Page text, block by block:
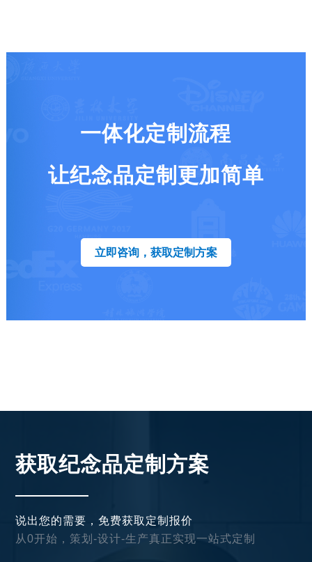
一体化定制流程
让纪念品定制更加简单
立即咨询，获取定制方案
获取纪念品定制方案
说出您的需要，免费获取定制报价
从0开始，策划-设计-生产真正实现一站式定制